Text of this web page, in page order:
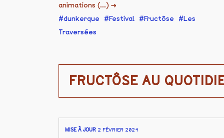
animations (...) →
dunkerque
Festival Fructôse
Les
Traversées
FRUCTÔSE AU
MISE À JOUR 2 FÉVRIER 2024